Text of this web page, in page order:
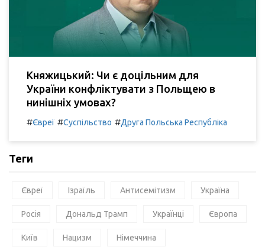
Княжицький: Чи є доцільним для
України конфліктувати з Польщею в
нинішніх умовах?
#Євреї #Суспільство #Друга Польська Республіка
Теги
Євреї Ізраїль Антисемітизм Україна
Росія Дональд Трамп Українці Європа
Київ Нацизм Німеччина